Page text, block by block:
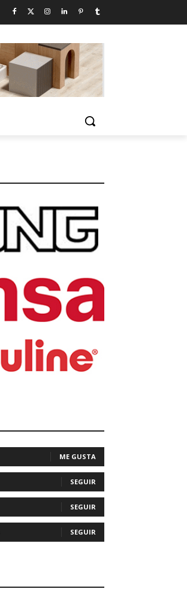
ME GUSTA
SEGUIR
SEGUIR
SEGUIR